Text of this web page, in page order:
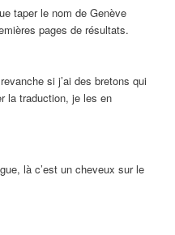
taper le nom de Genève
pages de résultats.
si j’ai des bretons qui
la traduction, je les en
là c’est un cheveux sur le